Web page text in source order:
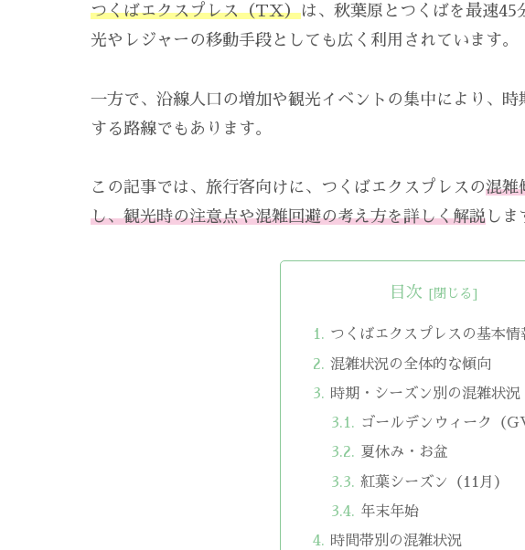
つくばエクスプレス（TX）は、秋葉原とつくばを最速
光やレジャーの移動手段としても広く利用されています。
一方で、沿線人口の増加や観光イベントの集中により、
する路線でもあります。
この記事では、旅行客向けに、つくばエクスプレスの混雑
し、観光時の注意点や混雑回避の考え方を詳しく解説 しま
目次
つくばエクスプレスの基本情
混雑状況の全体的な傾向
時期・シーズン別の混雑状況
ゴールデンウィーク（
夏休み・お盆
紅葉シーズン（11月）
年末年始
時間帯別の混雑状況